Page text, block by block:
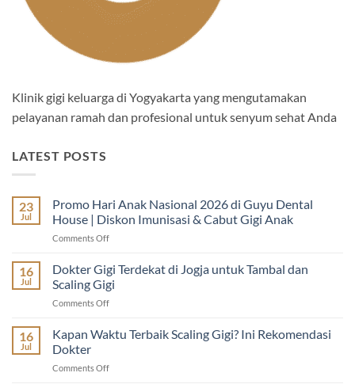
Klinik gigi keluarga di Yogyakarta yang mengutamakan
pelayanan ramah dan profesional untuk senyum sehat Anda
LATEST POSTS
23
Jul
Promo Hari Anak Nasional 2026 di Guyu Dental
House | Diskon Imunisasi & Cabut Gigi Anak
Comments Offon
Hari
Anak
Nasional
2026
Guyu
16
Jul
Dokter Gigi Terdekat di Jogja untuk Tambal dan
Scaling Gigi
Comments Offon
Gigi
Jogja
16
Jul
Kapan Waktu Terbaik Scaling Gigi? Ini Rekomendasi
Dokter
Comments Offon